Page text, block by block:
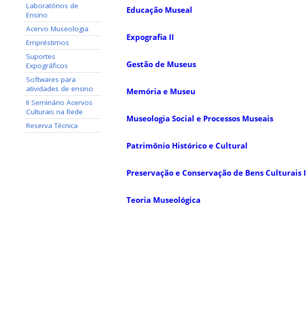
Laboratórios de
Ensino
Acervo Museologia
Empréstimos
Suportes
Expográficos
Softwares para
atividades de ensino
II Seminário Acervos
Culturais na Rede
Reserva Técnica
Educação Museal
Expografia II
Gestão de Museus
Memória e Museu
Museologia Social e Processos Museais
Patrimônio Histórico e Cultural
Preservação e Conservação de Bens Culturais I
Teoria Museológica